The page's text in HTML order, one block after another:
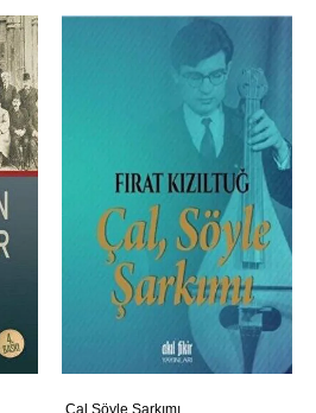
Çal Söyle Şarkımı